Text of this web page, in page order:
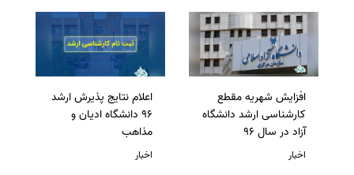
افزایش شهریه مقطع
کارشناسی ارشد دانشگاه
آزاد در سال 96
اخبار
اعلام نتایج پذیرش ارشد
96 دانشگاه ادیان و
مذاهب
اخبار